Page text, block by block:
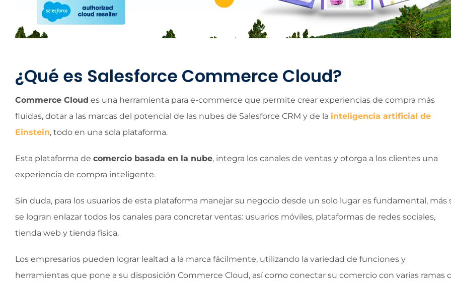
¿Qué es Salesforce Commerce Cloud?
Commerce Cloud es una herramienta para e-commerce que permite crear experiencias de compra más
fluidas, dotar a las marcas del potencial de las nubes de Salesforce CRM y de la inteligencia artificial de
Einstein, todo en una sola plataforma.
Esta plataforma de comercio basada en la nube, integra los canales de ventas y otorga a los clientes una
experiencia de compra inteligente.
Sin duda, para los usuarios de esta plataforma manejar su negocio desde un solo lugar es fundamental, más
se logran enlazar todos los canales para concretar ventas: usuarios móviles, plataformas de redes sociales,
tienda web y tienda física.
Los empresarios pueden lograr lealtad a la marca fácilmente, utilizando la variedad de funciones y
herramientas que pone a su disposición Commerce Cloud, así como conectar su comercio con varias ramas